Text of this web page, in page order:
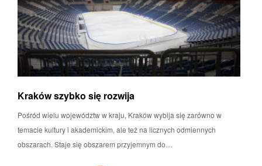
Kraków szybko się rozwija
Pośród wielu województw w kraju, Kraków wybija się zarówno w
temacie kultury i akademickim, ale też na licznych odmiennych
obszarach. Staje się obszarem przyjemnym do…